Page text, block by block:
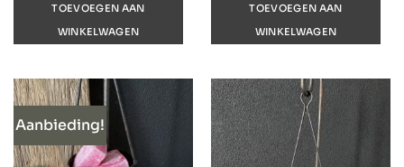
TOEVOEGEN AAN
WINKELWAGEN
TOEVOEGEN AAN
WINKELWAGEN
Aanbieding!